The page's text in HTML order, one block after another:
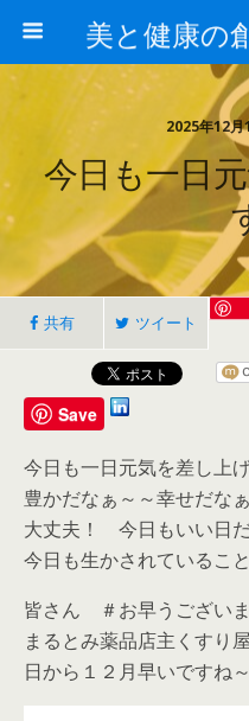
2025年12月
今日も一日
共有 ツイート
Save
今日も一日元気を差し上げ
豊かだなぁ～～幸せだな
大丈夫！ 今日もいい日だ
今日も生かされているこ
皆さん ＃お早うござい
まるとみ薬品店主くすり
日から１２月早いですね～